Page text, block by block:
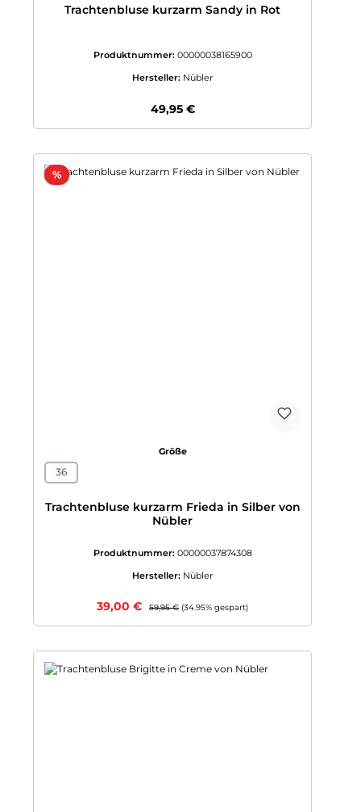
Trachtenbluse kurzarm Sandy in Rot
Produktnummer: 00000038165900
Hersteller: Nübler
Regulärer Preis:
49,95 €
%Rabatt
Größeauswählen
36
Trachtenbluse kurzarm Frieda in Silber von
Nübler
Produktnummer: 00000037874308
Hersteller: Nübler
Verkaufspreis:
39,00 € Regulärer Preis:
59,95 € (34.95% gespart)